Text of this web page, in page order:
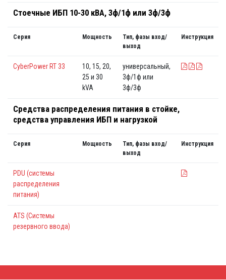
Стоечные ИБП 10-30 кВА, 3ф/1ф или 3ф/3ф
Серия Мощность
Тип, фазы вход/
выход
Инструкция
CyberPower RT 33
10, 15, 20,
25 и 30
kVA
универсальный,
3ф/1ф или
3ф/3ф
Средства распределения питания в стойке,
средства управления ИБП и нагрузкой
Серия Мощность
Тип, фазы вход/
выход
Инструкция
PDU (системы
распределения
питания)
ATS (Системы
резервного ввода)